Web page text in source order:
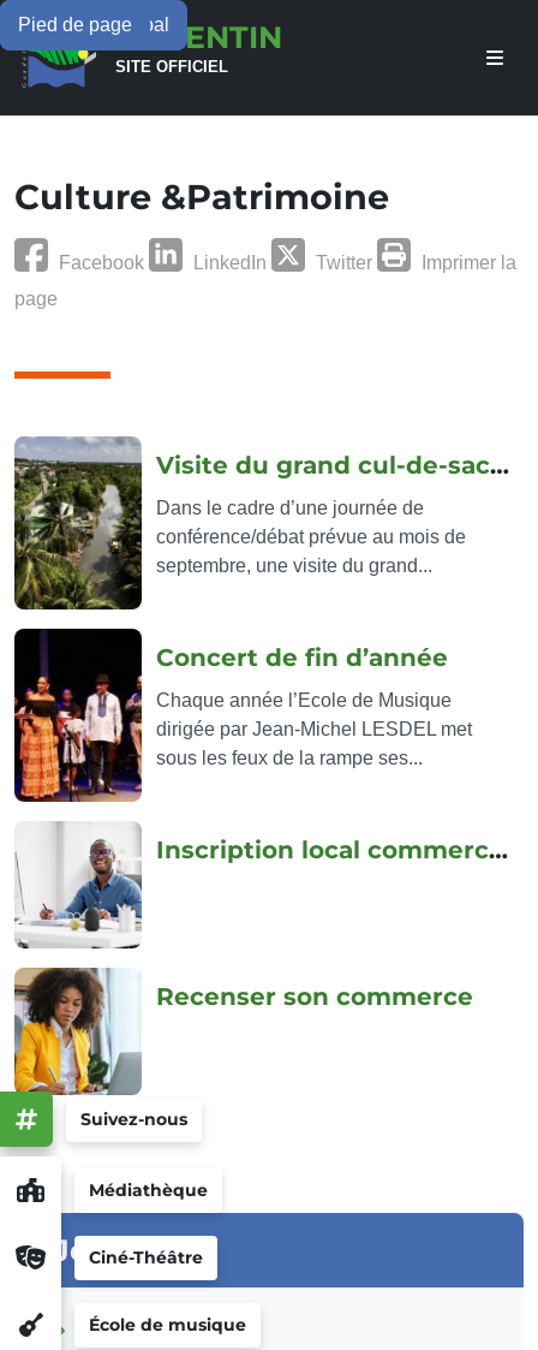
Menu principal
Contenu principal
Pied de pageLAMENTIN
SITE OFFICIEL
Médiathèque
Ciné-Théâtre
École de musique
Suivez-nous
Culture &Patrimoine
Facebook LinkedIn Twitter
Imprimer la
page
Articles Visite du grand cul-de-sac marin de...
Dans le cadre d’une journée de
conférence/débat prévue au mois de
septembre, une visite du grand...
CULTURE &PATRIMOINE
Concert de fin d’année
Chaque année l’Ecole de Musique
dirigée par Jean-Michel LESDEL met
sous les feux de la rampe ses...
CULTURE &PATRIMOINE
Inscription local commercial
URBANISME
Recenser son commerce
ÉCONOMIE
Je suis...
Professionnel